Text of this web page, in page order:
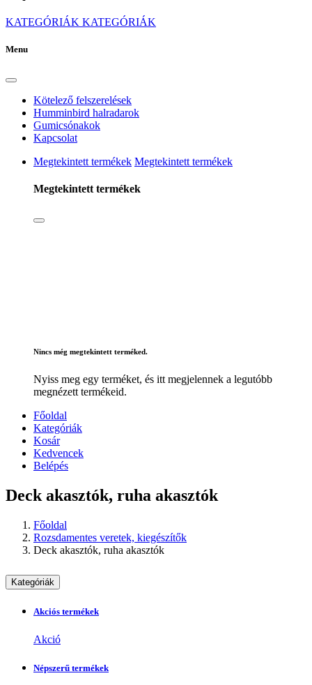
KATEGÓRIÁK KATEGÓRIÁK
Menu
Kötelező felszerelések
Humminbird halradarok
Gumicsónakok
Kapcsolat
Megtekintett termékek Megtekintett termékek
Megtekintett termékek
Nincs még megtekintett terméked.
Nyiss meg egy terméket, és itt megjelennek a legutóbb
megnézett termékeid.
Főoldal
Kategóriák
Kosár
Kedvencek
Belépés
Deck akasztók, ruha akasztók
Főoldal
Rozsdamentes veretek, kiegészítők
Deck akasztók, ruha akasztók
Kategóriák
Akciós termékek
Akció
Népszerű termékek